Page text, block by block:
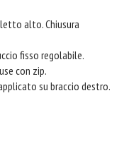
alto. Chiusura
fisso regolabile.
con zip.
su braccio destro.